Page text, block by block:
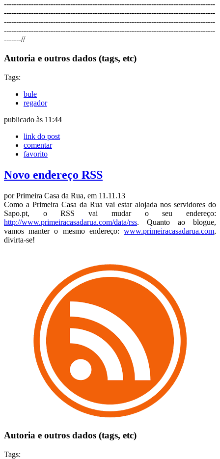
--------------------------------------------------------------------------------------
--------------------------------------------------------------------------------------
--------------------------------------------------------------------------------------
--------------------------------------------------------------------------------------
-------//
Autoria e outros dados (tags, etc)
Tags:
bule
regador
publicado às 11:44
link do post
comentar
favorito
Novo endereço RSS
por Primeira Casa da Rua, em 11.11.13
Como a Primeira Casa da Rua vai estar alojada nos servidores do
Sapo.pt, o RSS vai mudar o seu endereço:
http://www.primeiracasadarua.com/data/rss. Quanto ao blogue,
vamos manter o mesmo endereço: www.primeiracasadarua.com,
divirta-se!
Autoria e outros dados (tags, etc)
Tags: